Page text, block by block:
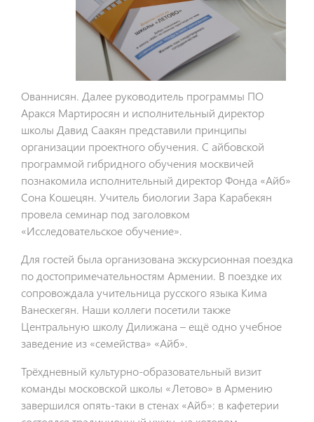
Ованнисян. Далее руководитель программы ПО
Аракся Мартиросян и исполнительный директор
школы Давид Саакян представили принципы
организации проектного обучения. С айбовской
программой гибридного обучения москвичей
познакомила исполнительный директор Фонда «Айб»
Сона Кошецян. Учитель биологии Зара Карабекян
провела семинар под заголовком
«Исследовательское обучение».
Для гостей была организована экскурсионная поездка
по достопримечательностям Армении. В поездке их
сопровождала учительница русского языка Кима
Ванескегян. Наши коллеги посетили также
Центральную школу Дилижана – ещё одно учебное
заведение из «семейства» «Айб».
Трёхдневный культурно-образовательный визит
команды московской школы «Летово» в Армению
завершился опять-таки в стенах «Айб»: в кафетерии